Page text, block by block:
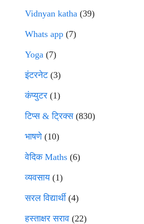
Vidnyan katha (39)
Whats app (7)
Yoga (7)
इंटरनेट(3)
कंप्युटर (1)
टिप्स & ट्रिक्स(830)
भाषणे(10)
वेदिक Maths (6)
व्यवसाय(1)
सरल विद्यार्थी(4)
हस्ताक्षर सराव (22)